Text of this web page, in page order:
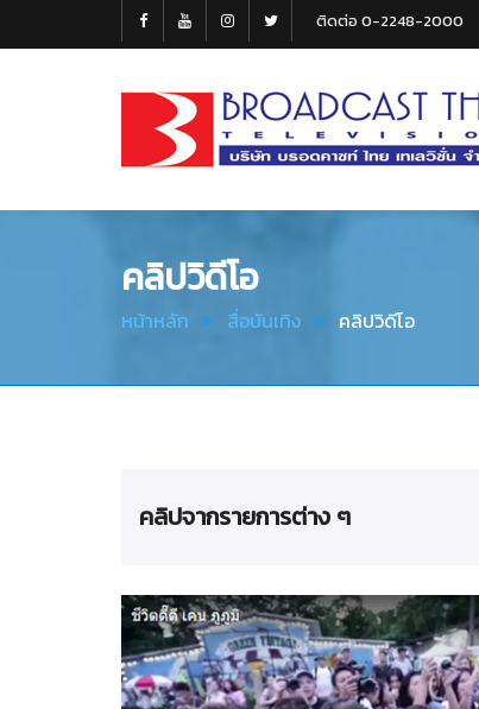
ติดต่อ 0-2248-2000
Thai
คลิปวิดีโอ
หน้าหลัก สื่อบันเทิง คลิปวิดีโอ
คลิปจากรายการต่าง ๆ